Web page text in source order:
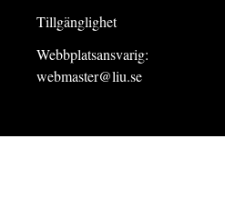
Tillgänglighet
Webbplatsansvarig:
webmaster@liu.se